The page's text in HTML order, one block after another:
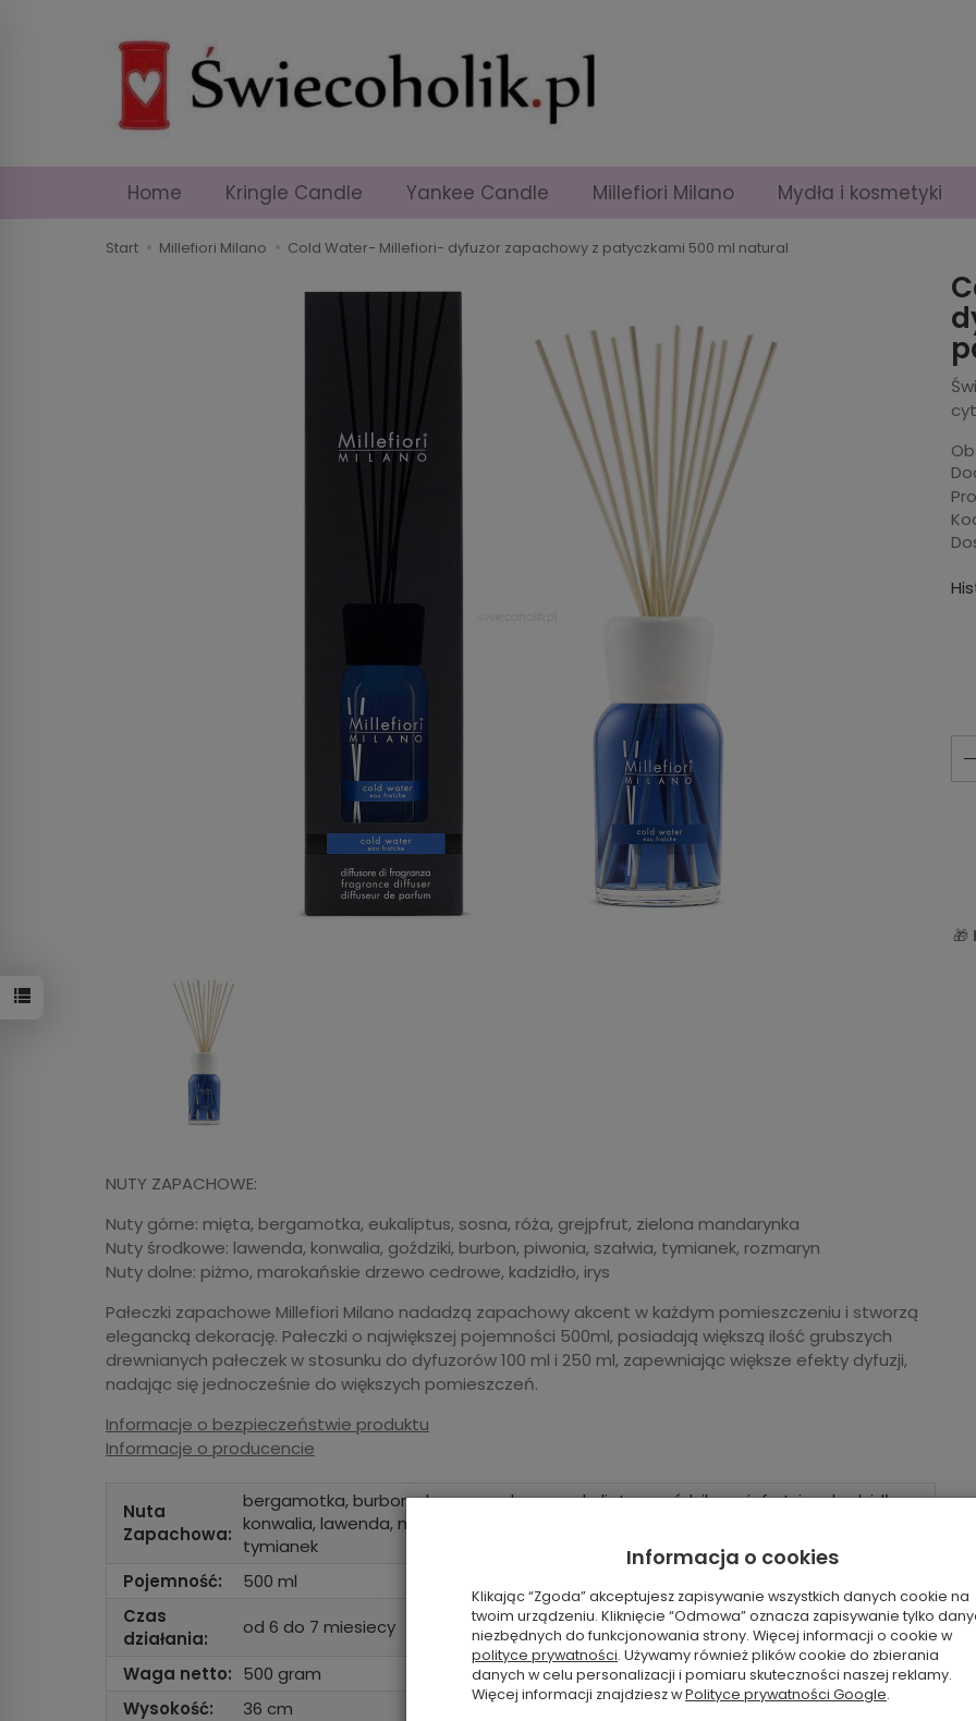
Home Kringle Candle Yankee Candle Millefiori Milano Mydła i kosmetyki
Start Millefiori Milano Cold Water- Millefiori- dyfuzor zapachowy z patyczkami 500 ml natural
🎁
NUTY ZAPACHOWE:
Nuty górne: mięta, bergamotka, eukaliptus, sosna, róża, grejpfrut, zielona mandarynka
Nuty środkowe: lawenda, konwalia, goździki, burbon, piwonia, szałwia, tymianek, rozmaryn
Nuty dolne: piżmo, marokańskie drzewo cedrowe, kadzidło, irys
Pałeczki zapachowe Millefiori Milano nadadzą zapachowy akcent w każdym pomieszczeniu i stworzą
elegancką dekorację. Pałeczki o największej pojemności 500ml, posiadają większą ilość grubszych
drewnianych pałeczek w stosunku do dyfuzorów 100 ml i 250 ml, zapewniając większe efekty dyfuzji,
nadając się jednocześnie do większych pomieszczeń.
Informacje o bezpieczeństwie produktu
Informacje o producencie
Nuta
Zapachowa:
bergamotka, burbon, drzewo cedrowe, eukaliptus, goździk, grejpfrut, irys, kadzidło,
konwalia, lawenda, mandarynka, mięta, piwonia, piżmo, róża, rozmaryn, sosna,
tymianek
Pojemność:
500 ml
Czas
działania:
od 6 do 7 miesiecy
Waga netto: 500 gram
Wysokość:
36 cm
Informacja o cookies
Klikając “Zgoda” akceptujesz zapisywanie wszystkich danych cookie na
twoim urządzeniu. Kliknięcie “Odmowa” oznacza zapisywanie tylko
niezbędnych do funkcjonowania strony. Więcej informacji o cookie w
polityce prywatności. Używamy również plików cookie do zbierania
danych w celu personalizacji i pomiaru skuteczności naszej reklamy.
Więcej informacji znajdziesz wPolityce prywatności Google.